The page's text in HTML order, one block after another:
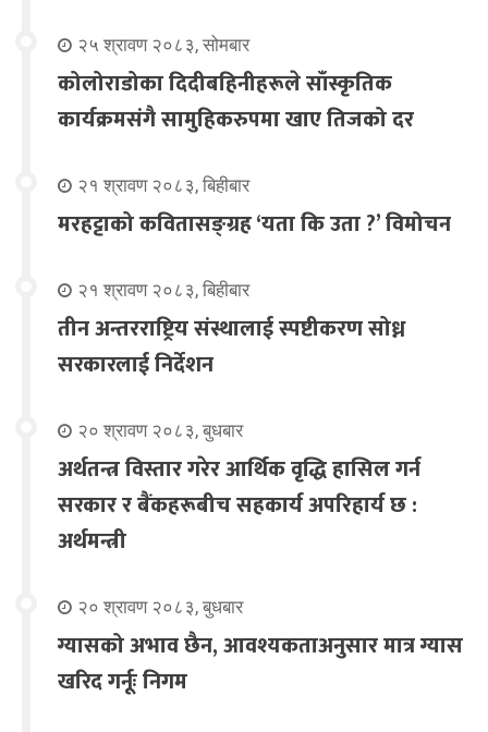
२५ श्रावण २०८३, सोमबार
कोलोराडोका दिदीबहिनीहरूले साँस्कृतिक
कार्यक्रमसंगै सामुहिकरुपमा खाए तिजको दर
२१ श्रावण २०८३, बिहीबार
मरहट्टाको कवितासङ्ग्रह ‘यता कि उता ?’ विमोचन
२१ श्रावण २०८३, बिहीबार
तीन अन्तरराष्ट्रिय संस्थालाई स्पष्टीकरण सोध्न
सरकारलाई निर्देशन
२० श्रावण २०८३, बुधबार
अर्थतन्त्र विस्तार गरेर आर्थिक वृद्धि हासिल गर्न
सरकार र बैंकहरूबीच सहकार्य अपरिहार्य छ :
अर्थमन्त्री
२० श्रावण २०८३, बुधबार
ग्यासको अभाव छैन, आवश्यकताअनुसार मात्र ग्यास
खरिद गर्नूः निगम